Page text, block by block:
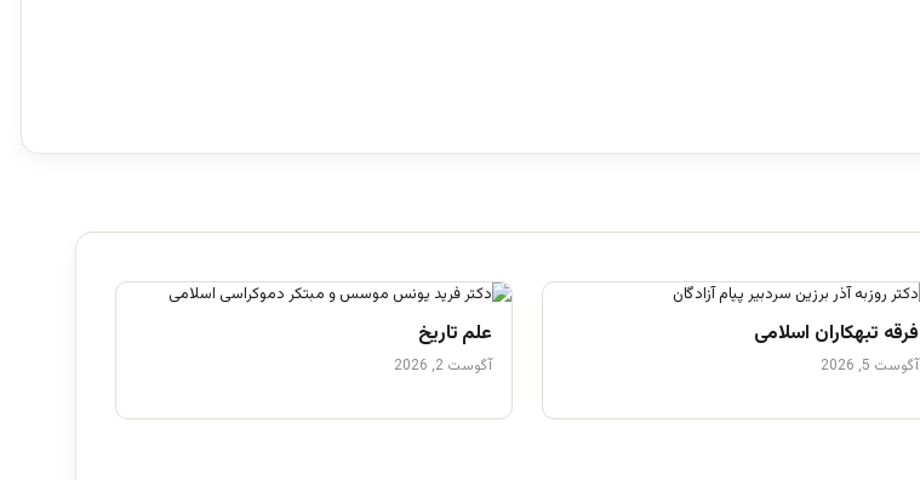
فرقه تبهکاران اسلامی
آگوست 5, 2026
علم تاریخ
آگوست 2, 2026